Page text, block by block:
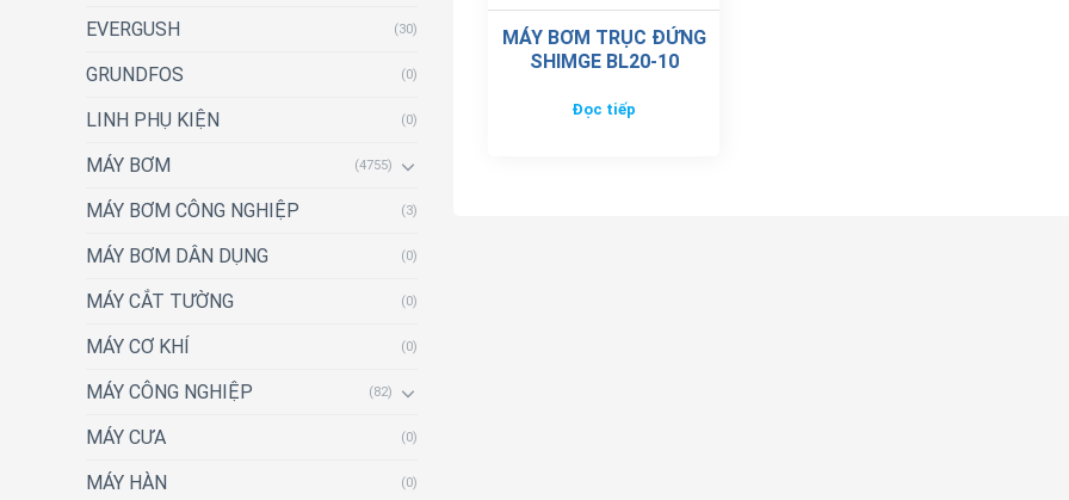
EVERGUSH (30)
GRUNDFOS (0)
LINH PHỤ KIỆN (0)
MÁY BƠM (4755)
MÁY BƠM CÔNG NGHIỆP (3)
MÁY BƠM DÂN DỤNG (0)
MÁY CẮT TƯỜNG (0)
MÁY CƠ KHÍ (0)
MÁY CÔNG NGHIỆP (82)
MÁY CƯA (0)
MÁY HÀN (0)
MÁY BƠM TRỤC ĐỨNG
SHIMGE BL20-10
Đọc tiếp